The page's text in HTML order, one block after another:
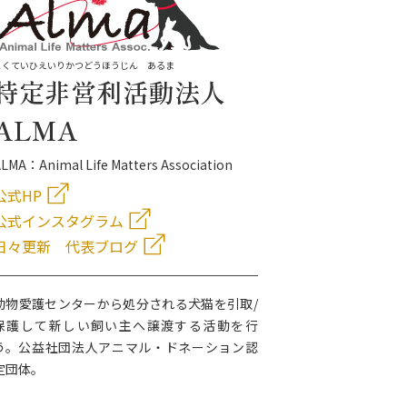
くていひえいりかつどうほうじん あるま
定非営利活動法人
：Animal Life Matters Association
式HP
式インスタグラム
々更新 代表ブログ
物愛護センターから処分される犬猫を引取/
護して新しい飼い主へ譲渡する活動を行
。公益社団法人アニマル・ドネーション認
団体。